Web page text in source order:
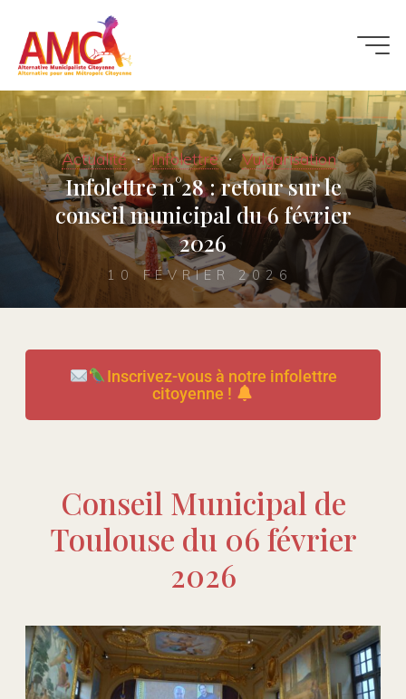
Actualité Infolettre Vulgarisation
Infolettre n°28 : retour sur le
conseil municipal du 6 février
2026
10 FÉVRIER 2026
Inscrivez-vous à notre infolettre
citoyenne !
Conseil Municipal de
Toulouse du 06 février
2026